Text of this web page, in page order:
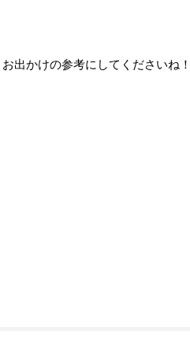
出かけの参考にしてくださいね